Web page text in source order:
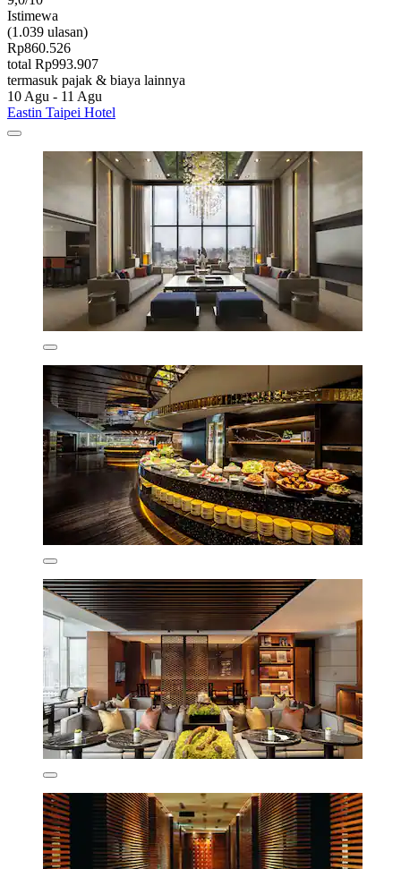
Istimewa
(1.039 ulasan)
Rp860.526
total Rp993.907
termasuk pajak & biaya lainnya
10 Agu - 11 Agu
Eastin Taipei Hotel